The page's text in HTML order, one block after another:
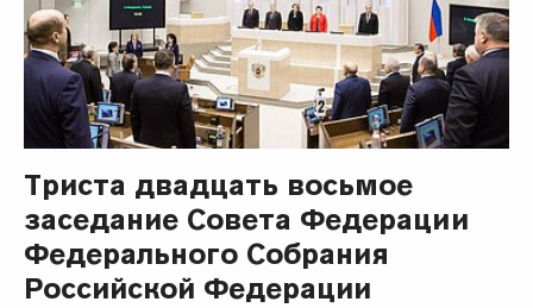
Триста двадцать восьмое
заседание Совета Федерации
Федерального Собрания
Российской Федерации